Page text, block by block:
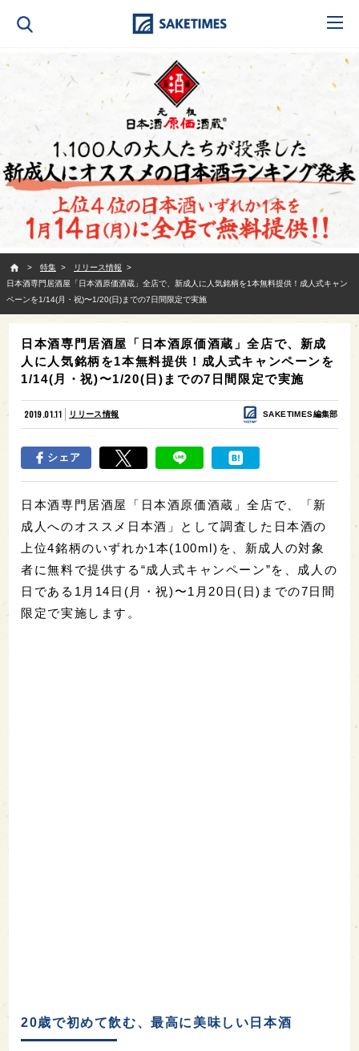
特集
リリース情報
日本酒専門居酒屋「日本酒原価酒蔵」全店で、新成人に人気銘柄を1本無料提供！成人式キャン
ペーンを1/14(月・祝)〜1/20(日)までの7日間限定で実施
日本酒専門居酒屋「日本酒原価酒蔵」全店で、新成
人に人気銘柄を1本無料提供！成人式キャンペーンを
1/14(月・祝)〜1/20(日)までの7日間限定で実施
2019.01.11 リリース情報 SAKETIMES編集部
シェア
日本酒専門居酒屋「日本酒原価酒蔵」全店で、「新
成人へのオススメ日本酒」として調査した日本酒の
上位4銘柄のいずれか1本(100ml)を、新成人の対象
者に無料で提供する“成人式キャンペーン”を、成人の
日である1月14日(月・祝)〜1月20日(日)までの7日間
限定で実施します。
20歳で初めて飲む、最高に美味しい日本酒